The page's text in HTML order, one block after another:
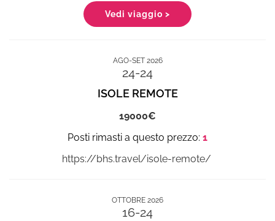
Vedi viaggio >
AGO-SET 2026
24-24
ISOLE REMOTE
19000
1
https://bhs.travel/isole-remote/ ‎
OTTOBRE 2026
16-24